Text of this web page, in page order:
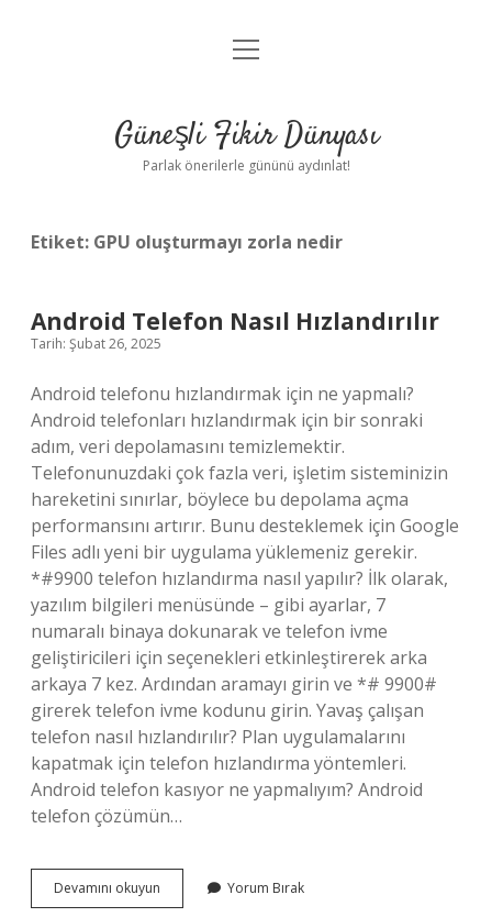
Anasayfa
Yasal Uyarı
menüyü
Güneşli Fikir Dünyası
Parlak önerilerle gününü aydınlat!
Etiket: GPU oluşturmayı zorla nedir
Android Telefon Nasıl Hızlandırılır
Tarih: Şubat 26, 2025
Android telefonu hızlandırmak için ne yapmalı?
Android telefonları hızlandırmak için bir sonraki
adım, veri depolamasını temizlemektir.
Telefonunuzdaki çok fazla veri, işletim sisteminizin
hareketini sınırlar, böylece bu depolama açma
performansını artırır. Bunu desteklemek için Google
Files adlı yeni bir uygulama yüklemeniz gerekir.
*#9900 telefon hızlandırma nasıl yapılır? İlk olarak,
yazılım bilgileri menüsünde – gibi ayarlar, 7
numaralı binaya dokunarak ve telefon ivme
geliştiricileri için seçenekleri etkinleştirerek arka
arkaya 7 kez. Ardından aramayı girin ve *# 9900#
girerek telefon ivme kodunu girin. Yavaş çalışan
telefon nasıl hızlandırılır? Plan uygulamalarını
kapatmak için telefon hızlandırma yöntemleri.
Android telefon kasıyor ne yapmalıyım? Android
telefon çözümün…
Devamını okuyun Android
Telefon
Yorum Bırak